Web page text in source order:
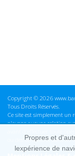
Copyright © 2026
Tous Droits Réservés.
Ce site est simplement un
n'avons aucune relation
avant d'effectuer toute
ou des omissions dans
Propres et
lexpérience de